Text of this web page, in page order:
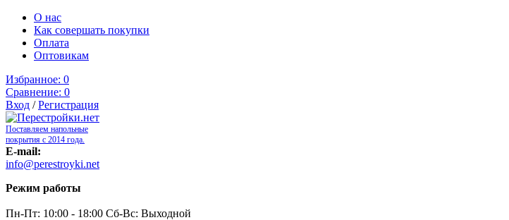
О нас
Как совершать покупки
Оплата
Оптовикам
Избранное: 0
Сравнение: 0
Вход /Регистрация
Поставляем напольные
покрытия с 2014 года.
E-mail:
info@perestroyki.net
Режим работы
Пн-Пт: 10:00 - 18:00 Сб-Вс: Выходной